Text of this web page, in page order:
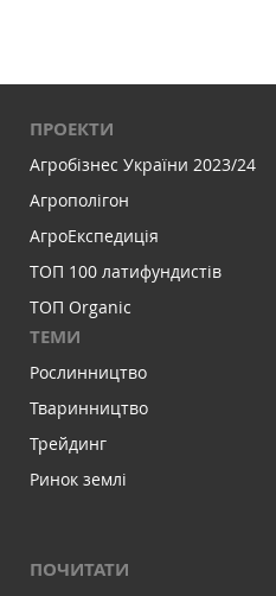
ПРОЕКТИ
Агробізнес України 2023/24
Агрополігон
АгроЕкспедиція
ТОП 100 латифундистів
ТОП Organic
ТЕМИ
Рослинництво
Тваринництво
Трейдинг
Ринок землі
ПОЧИТАТИ